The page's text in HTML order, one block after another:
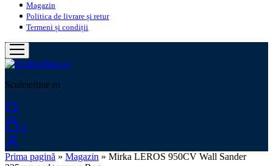
Magazin
Politica de livrare și retur
Termeni și condiții
Sculeieftine.ro
0
Prima pagină » Magazin » Mirka LEROS 950CV Wall Sander